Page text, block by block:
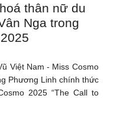
thân nữ du
Nga trong
Việt Nam - Miss Cosmo
Phương Linh chính thức
2025 “The Call to